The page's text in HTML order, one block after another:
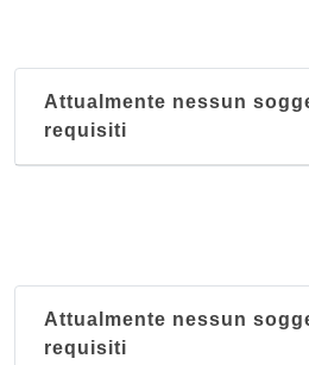
Attualmente nessun
requisiti
Attualmente nessun
requisiti